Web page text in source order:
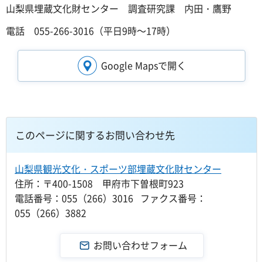
山梨県埋蔵文化財センター 調査研究課 内田・鷹野
電話 055-266-3016（平日9時～17時）
Google Mapsで開く
このページに関するお問い合わせ先
山梨県観光文化・スポーツ部埋蔵文化財センター
住所：〒400-1508 甲府市下曽根町923
電話番号：055（266）3016 ファクス番号：
055（266）3882